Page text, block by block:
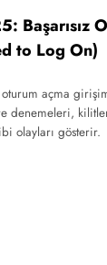
Başarısız
to Log On)
oturum açma
denemeleri,
olayları gösterir.